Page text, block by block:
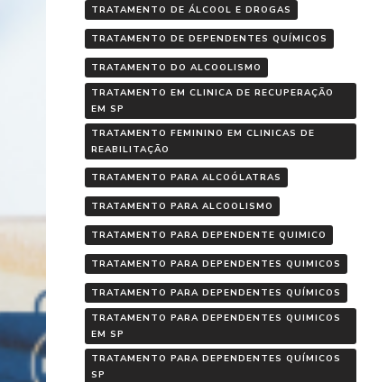
TRATAMENTO DE ÁLCOOL E DROGAS
TRATAMENTO DE DEPENDENTES QUÍMICOS
TRATAMENTO DO ALCOOLISMO
TRATAMENTO EM CLINICA DE RECUPERAÇÃO
EM SP
TRATAMENTO FEMININO EM CLINICAS DE
REABILITAÇÃO
TRATAMENTO PARA ALCOÓLATRAS
TRATAMENTO PARA ALCOOLISMO
TRATAMENTO PARA DEPENDENTE QUIMICO
TRATAMENTO PARA DEPENDENTES QUIMICOS
TRATAMENTO PARA DEPENDENTES QUÍMICOS
TRATAMENTO PARA DEPENDENTES QUIMICOS
EM SP
TRATAMENTO PARA DEPENDENTES QUÍMICOS
SP